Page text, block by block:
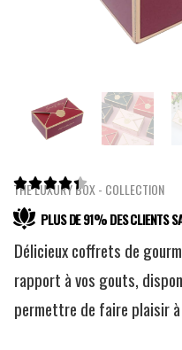

THE LUXURY BOX - COLLECTION
PLUS DE 91% DES CLIENTS
Délicieux coffrets de
rapport à vos gouts,
permettre de faire plaisir à